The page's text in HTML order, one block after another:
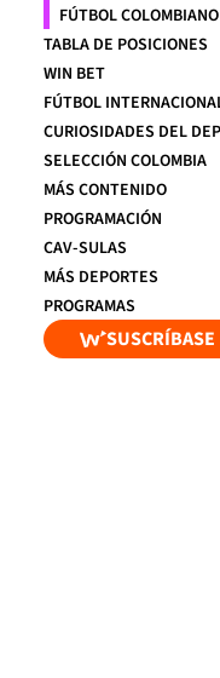
FÚTBOL COLOMBIANO
TABLA DE POSICIONES
WIN BET
FÚTBOL
CURIOSIDADES DEL
SELECCIÓN COLOMBIA
MÁS CONTENIDO
PROGRAMACIÓN
CAV-SULAS
MÁS DEPORTES
PROGRAMAS
SUSCRÍBASE